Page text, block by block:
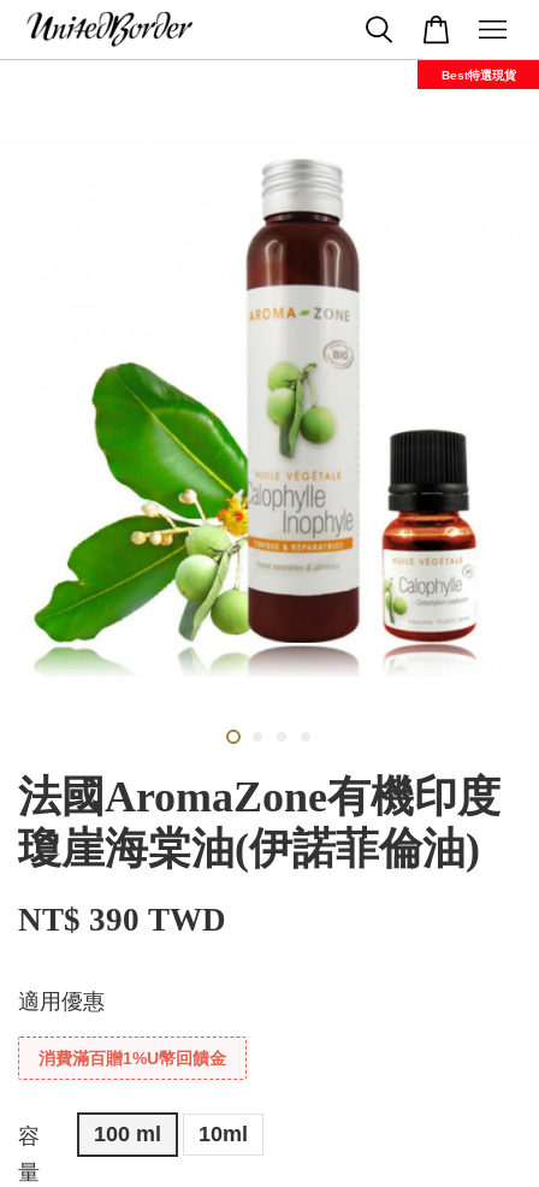
Best特選現貨
法國AromaZone有機印度
瓊崖海棠油(伊諾菲倫油)
NT$ 390 TWD
適用優惠
消費滿百贈1%U幣回饋金
容
量
100 ml 10ml